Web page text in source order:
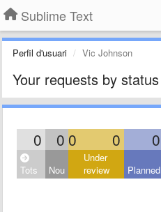
Sublime Text
Perfil d'usuari Vic Johnson
Your requests by status
0 0 0 0 0
Tots Nou
Under
review
Planned